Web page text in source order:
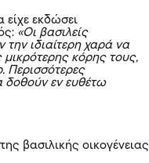
είχε εκδώσει
«Οι βασιλείς
ιδιαίτερη χαρά να
κόρης τους,
Περισσότερες
δοθούν εν ευθέτω
βασιλικής οικογένειας